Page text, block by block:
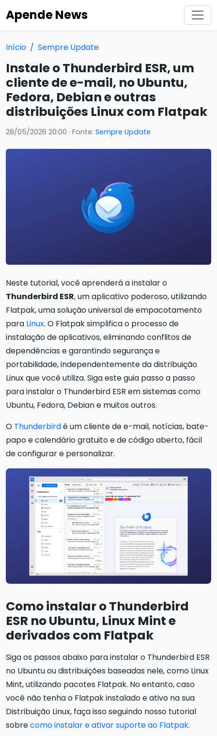
Apende News
Início Sempre Update
Instale o Thunderbird ESR, um
cliente de e-mail, no Ubuntu,
Fedora, Debian e outras
distribuições Linux com Flatpak
28/05/2026 20:00 · Fonte: Sempre Update
Neste tutorial, você aprenderá a instalar o
Thunderbird ESR, um aplicativo poderoso, utilizando
Flatpak, uma solução universal de empacotamento
para Linux. O Flatpak simplifica o processo de
instalação de aplicativos, eliminando conflitos de
dependências e garantindo segurança e
portabilidade, independentemente da distribuição
Linux que você utiliza. Siga este guia passo a passo
para instalar o Thunderbird ESR em sistemas como
Ubuntu, Fedora, Debian e muitos outros.
O Thunderbirdé um cliente de e-mail, notícias, bate-
papo e calendário gratuito e de código aberto, fácil
de configurar e personalizar.
Como instalar o Thunderbird
ESR no Ubuntu, Linux Mint e
derivados com Flatpak
Siga os passos abaixo para instalar o Thunderbird ESR
no Ubuntu ou distribuições baseadas nele, como Linux
Mint, utilizando pacotes Flatpak. No entanto, caso
você não tenha o Flatpak instalado e ativo na sua
Distribuição Linux, faça isso seguindo nosso tutorial
sobrecomo instalar e ativar suporte ao Flatpak.